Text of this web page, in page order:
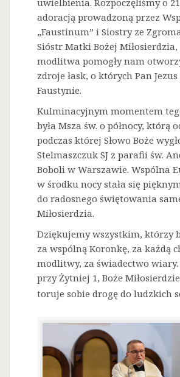
uwielbienia. Rozpoczęliśmy o
adoracją prowadzoną przez
„Faustinum” i Siostry ze
Sióstr Matki Bożej
modlitwa pomogły nam
zdroje łask, o których Pan Jezus
Faustynie.
Kulminacyjnym momentem
była Msza św. o północy, którą
podczas której Słowo Boże
Stelmaszczuk SJ z parafii św.
Boboli w Warszawie. Wspólna
w środku nocy stała się
do radosnego świętowania
Miłosierdzia.
Dziękujemy wszystkim, którzy
za wspólną Koronkę, za każdą
modlitwy, za świadectwo
przy Żytniej 1, Boże
toruje sobie drogę do ludzkich